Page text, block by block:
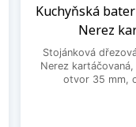
Kuchyňská
Nerez
Stojánková
Nerez
otvor 35 mm,